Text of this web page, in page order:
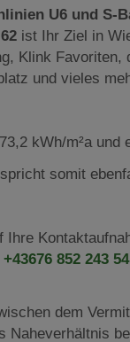
U6 und S-
ist Ihr Ziel in
Klink
und vieles
kWh/m²a und
somit
Ihre
+43676 852 243
dem
Naheverhältnis